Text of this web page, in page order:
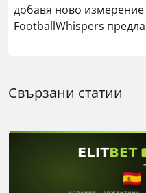
добавя ново
FootballWhispers
Свързани статии